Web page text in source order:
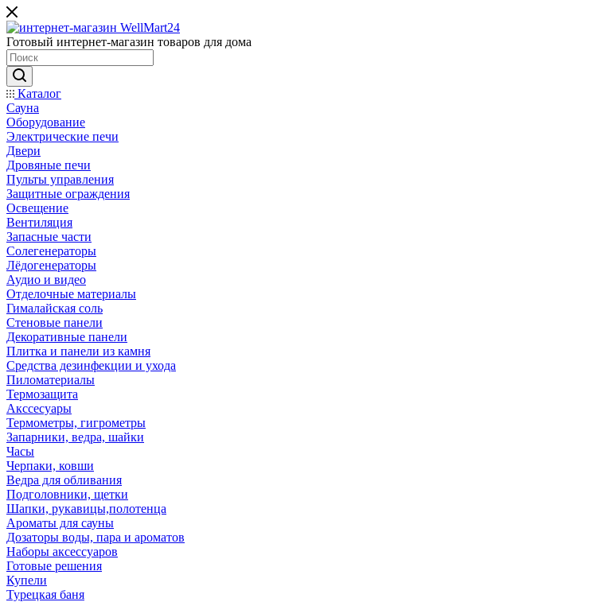
Готовый интернет-магазин товаров для дома
Каталог
Сауна
Оборудование
Электрические печи
Двери
Дровяные печи
Пульты управления
Защитные ограждения
Освещение
Вентиляция
Запасные части
Солегенераторы
Лёдогенераторы
Аудио и видео
Отделочные материалы
Гималайская соль
Стеновые панели
Декоративные панели
Плитка и панели из камня
Средства дезинфекции и ухода
Пиломатериалы
Термозащита
Аксcесуары
Термометры, гигрометры
Запарники, ведра, шайки
Часы
Черпаки, ковши
Ведра для обливания
Подголовники, щетки
Шапки, рукавицы,полотенца
Ароматы для сауны
Дозаторы воды, пара и ароматов
Наборы аксессуаров
Готовые решения
Купели
Турецкая баня